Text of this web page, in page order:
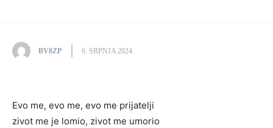
BV8ZP 6. SRPNJA 2024.
Evo me, evo me, evo me prijatelji
zivot me je lomio, zivot me umorio